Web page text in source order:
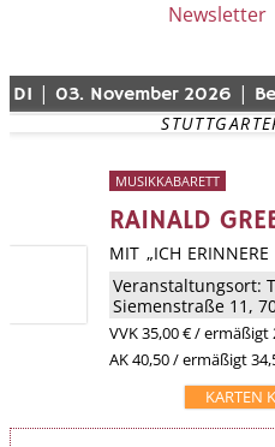
Newsletter
DI | 03. November 2026 |
MUSIKKABARETT
RAINALD
MIT „ICH
Veranstaltungsort:
Siemenstraße 11,
VVK35,00 €/ ermäßigt
AK 40,50 / ermäßigt
KARTEN